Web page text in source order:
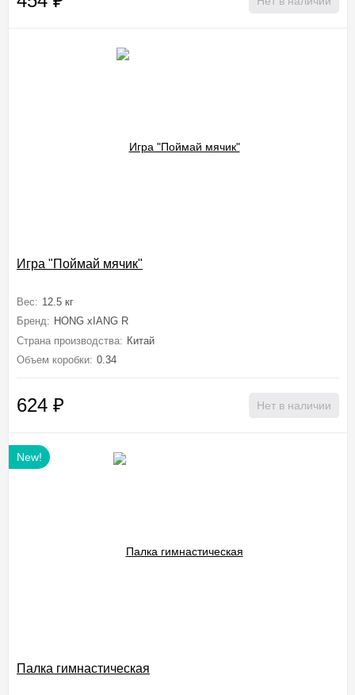
Игра "Поймай мячик"
Вес: 12.5 кг
Бренд: HONG xIANG R
Страна производства: Китай
Объем коробки: 0.34
624 ₽ Нет в наличии
New!
Палка гимнастическая